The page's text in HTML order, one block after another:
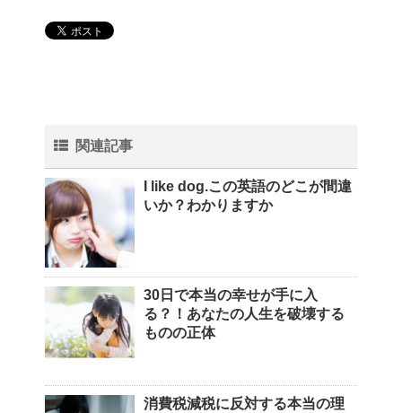
関連記事
I like dog.この英語のどこが間違
いか？わかりますか
30日で本当の幸せが手に入
る？！あなたの人生を破壊する
ものの正体
消費税減税に反対する本当の理